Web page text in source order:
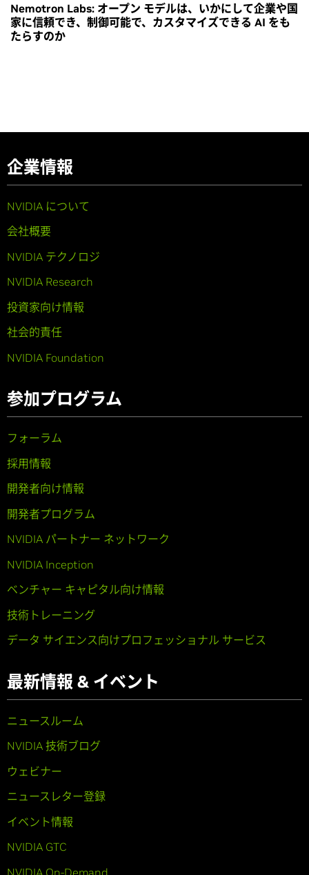
Nemotron Labs: オープン モデルは、いかにして企業や国
家に信頼でき、制御可能で、カスタマイズできる AI をも
たらすのか
企業情報
NVIDIA について
会社概要
NVIDIA テクノロジ
NVIDIA Research
投資家向け情報
社会的責任
NVIDIA Foundation
参加プログラム
フォーラム
採用情報
開発者向け情報
開発者プログラム
NVIDIA パートナー ネットワーク
NVIDIA Inception
ベンチャー キャピタル向け情報
技術トレーニング
データ サイエンス向けプロフェッショナル サービス
最新情報 & イベント
ニュースルーム
NVIDIA 技術ブログ
ウェビナー
ニュースレター登録
イベント情報
NVIDIA GTC
NVIDIA On-Demand